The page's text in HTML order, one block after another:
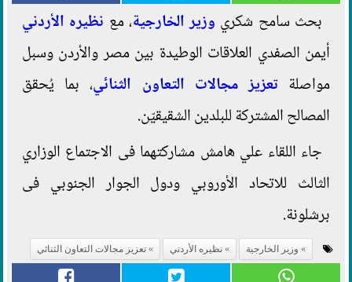
بحث سامح شكري وزير الخارجية، مع نظيره الأردني
أيمن الصفدي العلاقات الوطيدة بين مصر والأردن وسبل
مواصلةتعزيز مجالات التعاون الثنائي، بما يُحقق
المصالح المشتركة للبلدين الشقيقيّن.
جاء اللقاء علي هامش مشاركتهما فى الاجتماع الوزاري
الثالث للاتحاد الأوروبي ودول الجوار الجنوبي فى
برشلونة.
وزير الخارجية نظيره الأردني تعزيز مجالات التعاون الثنائي